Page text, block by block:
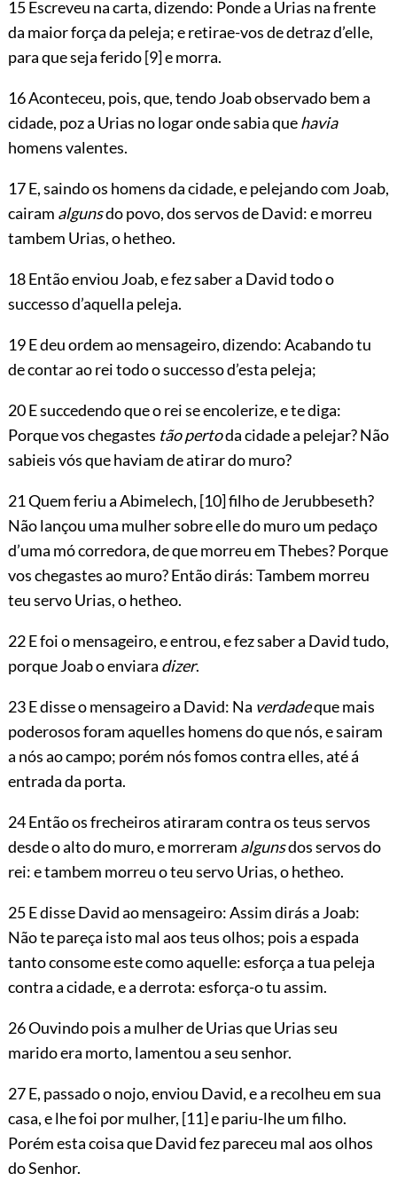
15 Escreveu na carta, dizendo: Ponde a Urias na frente
da maior força da peleja; e retirae-vos de detraz d’elle,
para que seja ferido[9]e morra.
16 Aconteceu, pois, que, tendo Joab observado bem a
cidade, poz a Urias no logar onde sabia quehavia
homens valentes.
17 E, saindo os homens da cidade, e pelejando com Joab,
cairam algunsdo povo, dos servos de David: e morreu
tambem Urias, o hetheo.
18 Então enviou Joab, e fez saber a David todo o
successo d’aquella peleja.
19 E deu ordem ao mensageiro, dizendo: Acabando tu
de contar ao rei todo o successo d’esta peleja;
20 E succedendo que o rei se encolerize, e te diga:
Porque vos chegastes tão pertoda cidade a pelejar? Não
sabieis vós que haviam de atirar do muro?
21 Quem feriu a Abimelech, [10]filho de Jerubbeseth?
Não lançou uma mulher sobre elle do muro um pedaço
d’uma mó corredora, de que morreu em Thebes? Porque
vos chegastes ao muro? Então dirás: Tambem morreu
teu servo Urias, o hetheo.
22 E foi o mensageiro, e entrou, e fez saber a David tudo,
porque Joab o enviara dizer.
23 E disse o mensageiro a David: Na verdadeque mais
poderosos foram aquelles homens do que nós, e sairam
a nós ao campo; porém nós fomos contra elles, até á
entrada da porta.
24 Então os frecheiros atiraram contra os teus servos
desde o alto do muro, e morreram algunsdos servos do
rei: e tambem morreu o teu servo Urias, o hetheo.
25 E disse David ao mensageiro: Assim dirás a Joab:
Não te pareça isto mal aos teus olhos; pois a espada
tanto consome este como aquelle: esforça a tua peleja
contra a cidade, e a derrota: esforça-o tu assim.
26 Ouvindo pois a mulher de Urias que Urias seu
marido era morto, lamentou a seu senhor.
27 E, passado o nojo, enviou David, e a recolheu em sua
casa, e lhe foi por mulher, [11]e pariu-lhe um filho.
Porém esta coisa que David fez pareceu mal aos olhos
do Senhor.